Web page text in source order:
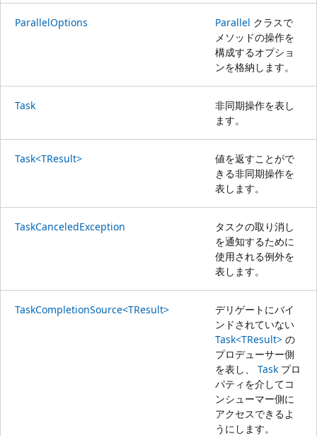
ParallelOptions Parallel クラスで
メソッドの操作を
構成するオプショ
ンを格納します。
Task
非同期操作を表し
ます。
Task<TResult>
値を返すことがで
きる非同期操作を
表します。
TaskCanceledException
タスクの取り消し
を通知するために
使用される例外を
表します。
TaskCompletionSource<TResult>
デリゲートにバイ
ンドされていない
Task<TResult> の
プロデューサー側
を表し、 Task プロ
パティを介してコ
ンシューマー側に
アクセスできるよ
うにします。